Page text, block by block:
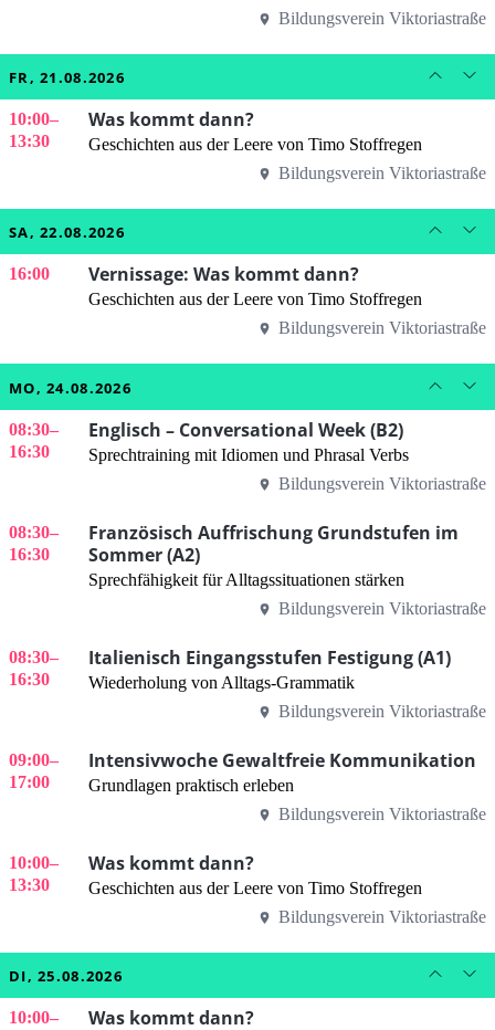
Bildungsverein Viktoriastraße
FR, 21.08.2026
10:00–
13:30
Was kommt dann?
Geschichten aus der Leere von Timo Stoffregen
Bildungsverein Viktoriastraße
SA, 22.08.2026
16:00 Vernissage: Was kommt dann?
Geschichten aus der Leere von Timo Stoffregen
Bildungsverein Viktoriastraße
MO, 24.08.2026
08:30–
16:30
Englisch – Conversational Week (B2)
Sprechtraining mit Idiomen und Phrasal Verbs
Bildungsverein Viktoriastraße
08:30–
16:30
Französisch Auffrischung Grundstufen im
Sommer (A2)
Sprechfähigkeit für Alltagssituationen stärken
Bildungsverein Viktoriastraße
08:30–
16:30
Italienisch Eingangsstufen Festigung (A1)
Wiederholung von Alltags-Grammatik
Bildungsverein Viktoriastraße
09:00–
17:00
Intensivwoche Gewaltfreie Kommunikation
Grundlagen praktisch erleben
Bildungsverein Viktoriastraße
10:00–
13:30
Was kommt dann?
Geschichten aus der Leere von Timo Stoffregen
Bildungsverein Viktoriastraße
DI, 25.08.2026
10:00– Was kommt dann?